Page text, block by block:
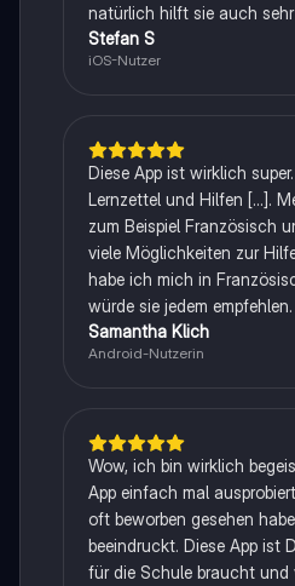
natürlich hilft sie auch
Stefan S
iOS-Nutzer
Diese App ist wirklich
Lernzettel und Hilfen [...].
zum Beispiel Französisch
viele Möglichkeiten zur
habe ich mich in
würde sie jedem empfehlen.
Samantha Klich
Android-Nutzerin
Wow, ich bin wirklich
App einfach mal
oft beworben gesehen
beeindruckt. Diese App ist
für die Schule braucht und